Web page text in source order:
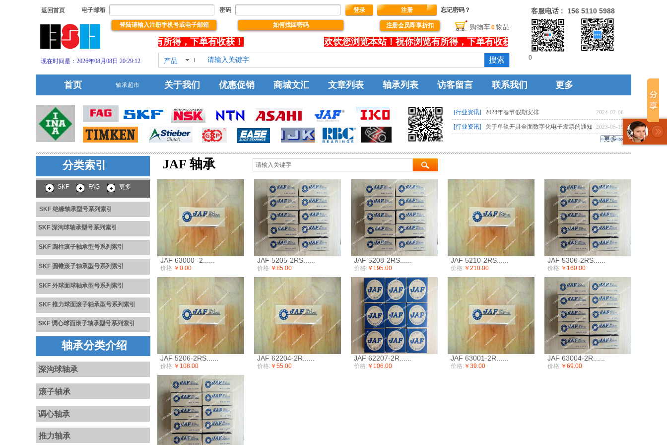
SKF 推力球面滚子轴承型号系列索引
SKF 深沟球轴承型号系列索引
SKF 圆柱滚子轴承型号系列索引
首页 轴承超市 关于我们 优惠促销 商城文汇 文章列表 轴承列表 访客留言 联系我们 更多
电子邮箱 密码 登录 注册 忘记密码？
产品 搜索
购物车0物品
返回首页
现在时间是：2026年08月08日 20:29:13 0
注册会员即享折扣
欢饮您浏览本站！祝你浏览有所得，下单有收获！ 欢饮您浏览本站！祝你浏览有所得，下单有收获！ 没有文本 欢饮您浏览本站
客服电话 : 156 5110 5988
登陆请输入注册手机号或电子邮箱 如何找回密码
SKF 外球面球轴承型号系列索引
SKF 绝缘轴承型号系列 索引
HOT!
[行业资讯] 2024年春节假期安排 2024-02-06
[行业资讯] 关于单轨开具全面数字化电子发票的通知 2023-05-19
JAF 轴承
分类索引
JAF 63000 -2......
价格: ￥0.00
JAF 5205-2RS......
价格: ￥85.00
JAF 5208-2RS......
价格: ￥195.00
JAF 5210-2RS......
价格: ￥210.00
JAF 5306-2RS......
价格: ￥160.00
JAF 5206-2RS......
价格: ￥108.00
JAF 62204-2R......
价格: ￥55.00
JAF 62207-2R......
价格: ￥106.00
JAF 63001-2R......
价格: ￥39.00
JAF 63004-2R......
价格: ￥69.00
SKF FAG 更多
SKF 绝缘轴承型号系列索引
SKF 圆锥滚子轴承型号系列索引
SKF 调心球面滚子轴承型号系列索引
轴承分类介绍
深沟球轴承
滚子轴承
调心轴承
推力轴承